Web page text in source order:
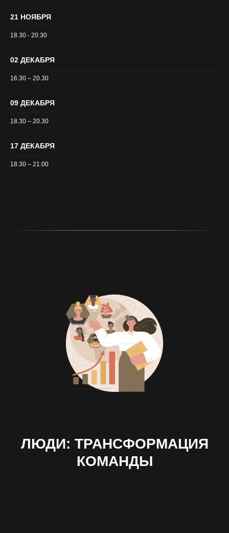
21 НОЯБРЯ
18.30 - 20.30
02 ДЕКАБРЯ
16.30 – 20.30
09 ДЕКАБРЯ
18.30 – 20.30
17 ДЕКАБРЯ
18.30 – 21.00
ЛЮДИ: ТРАНСФОРМАЦИЯ
КОМАНДЫ